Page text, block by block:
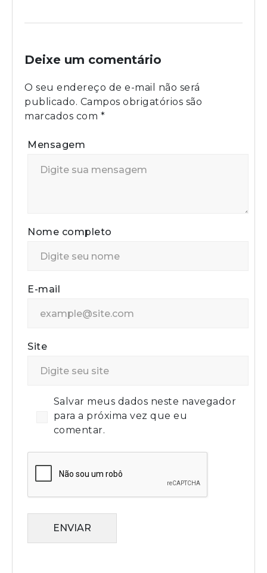
Deixe um comentário
O seu endereço de e-mail não será
publicado. Campos obrigatórios são
marcados com *
Mensagem
Nome completo
E-mail
Site
Salvar meus dados neste navegador
para a próxima vez que eu
comentar.
ENVIAR